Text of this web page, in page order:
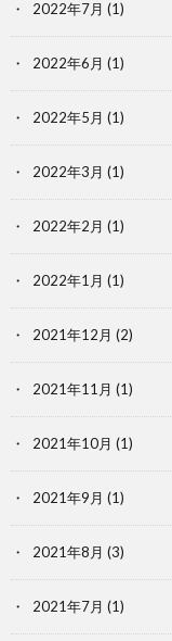
2022年7月 (1)
2022年6月 (1)
2022年5月 (1)
2022年3月 (1)
2022年2月 (1)
2022年1月 (1)
2021年12月 (2)
2021年11月 (1)
2021年10月 (1)
2021年9月 (1)
2021年8月 (3)
2021年7月 (1)